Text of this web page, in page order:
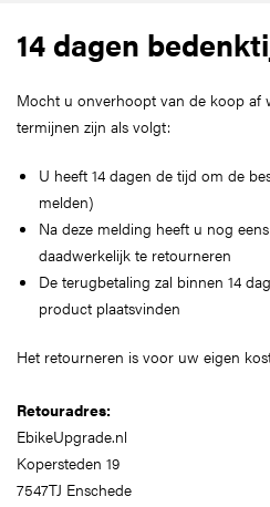
14 dagen
Mocht u onverhoopt van de koop af
termijnen zijn als volgt:
U heeft 14 dagen de tijd om de
melden)
Na deze melding heeft u nog
daadwerkelijk te retourneren
De terugbetaling zal binnen 14
product plaatsvinden
Het retourneren is voor uw eigen
Retouradres:
EbikeUpgrade.nl
Kopersteden 19
7547TJ Enschede